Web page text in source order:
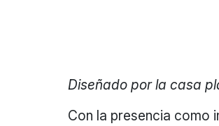
Diseñado por la casa
Con la presencia como